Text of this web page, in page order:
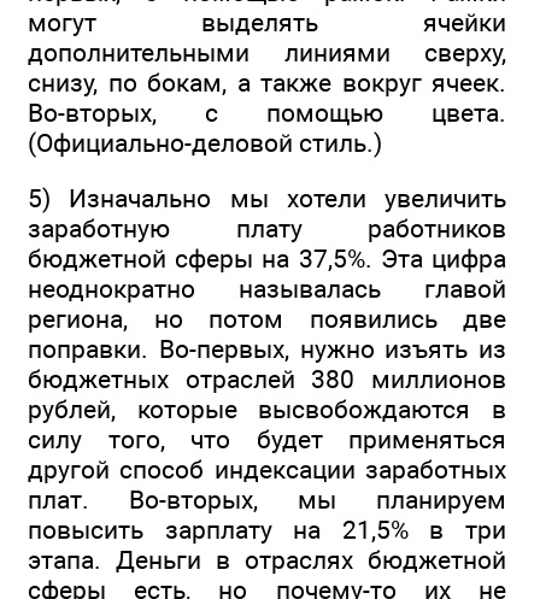
могут выделять ячейки
дополнительными линиями сверху,
снизу, по бокам, а также вокруг ячеек.
Во-вторых, с помощью цвета.
(Официально-деловой стиль.)
5) Изначально мы хотели увеличить
заработную плату работников
бюджетной сферы на 37,5%. Эта цифра
неоднократно называлась главой
региона, но потом появились две
поправки. Во-первых, нужно изъять из
бюджетных отраслей 380 миллионов
рублей, которые высвобождаются в
силу того, что будет применяться
другой способ индексации заработных
плат. Во-вторых, мы планируем
повысить зарплату на 21,5% в три
этапа. Деньги в отраслях бюджетной
сферы есть, но почему-то их не